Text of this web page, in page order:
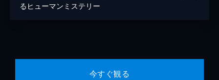
るヒューマンミステリー
今すぐ観る